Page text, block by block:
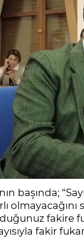
başında;
olmayacağını
fakire
fakir